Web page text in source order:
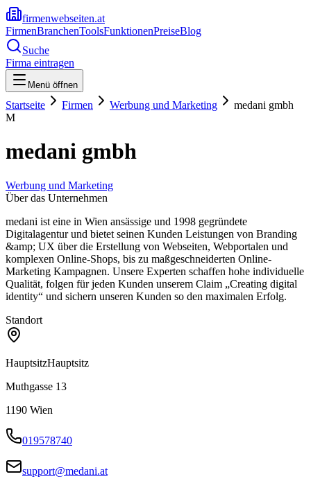
firmenwebseiten.at
FirmenBranchenToolsFunktionenPreiseBlog
Suche
Firma eintragen
Menü öffnen
Startseite Firmen Werbung und Marketing
medani gmbh
M
medani gmbh
Werbung und Marketing
Über das Unternehmen
medani ist eine in Wien ansässige und 1998 gegründete
Digitalagentur und bietet seinen Kunden Leistungen von Branding
&amp; UX über die Erstellung von Webseiten, Webportalen und
komplexen Online-Shops, bis zu maßgeschneiderten Online-
Marketing Kampagnen. Unsere Experten schaffen hohe individuelle
Qualität, folgen für jeden Kunden unserem Claim „Creating digital
identity“ und sichern unseren Kunden so den maximalen Erfolg.
Standort
HauptsitzHauptsitz
Muthgasse 13
1190 Wien
019578740
support@medani.at